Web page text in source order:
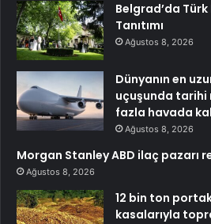
Belgrad’da
Tanıtımı
Ağustos 8, 2026
Dünyanın en
uçuşunda tarihi
fazla havada
Ağustos 8, 2026
Morgan Stanley ABD ilaç pazarı
Ağustos 8, 2026
12 bin ton
kasalarıyla